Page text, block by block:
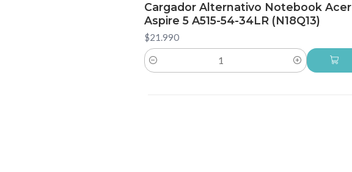
Cargador Alternativo Notebook Acer
Aspire 5 A515-54-34LR (N18Q13)
$21.990
Cantidad